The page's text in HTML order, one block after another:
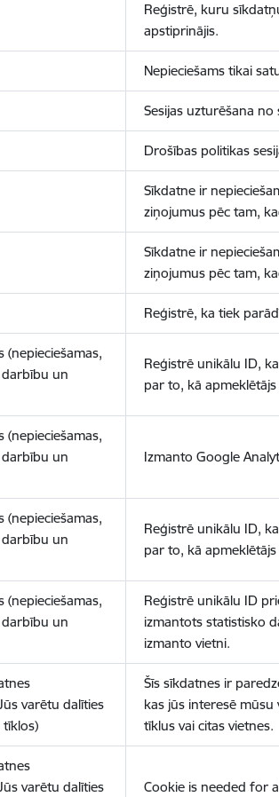
Reģistrē, kuru
apstiprinājis.
Nepieciešams tikai
Sesijas uzturēšana no
Drošības politikas
Sīkdatne ir
ziņojumus pēc tam,
Sīkdatne ir
ziņojumus pēc tam,
Reģistrē, ka tiek
(nepieciešamas,
un
Reģistrē unikālu ID,
par to, kā
(nepieciešamas,
un
Izmanto Google
(nepieciešamas,
un
Reģistrē unikālu ID,
par to, kā
(nepieciešamas,
un
Reģistrē unikālu ID
izmantots statistisko
izmanto vietni.
varētu dalīties
Šīs sīkdatnes ir
kas jūs interesē
tīklus vai citas vietnes.
varētu dalīties
Cookie is needed for